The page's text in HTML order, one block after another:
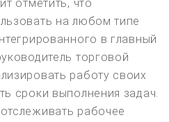
отметить, что
на любом типе
в главный
торговой
работу своих
сроки выполнения задач.
рабочее